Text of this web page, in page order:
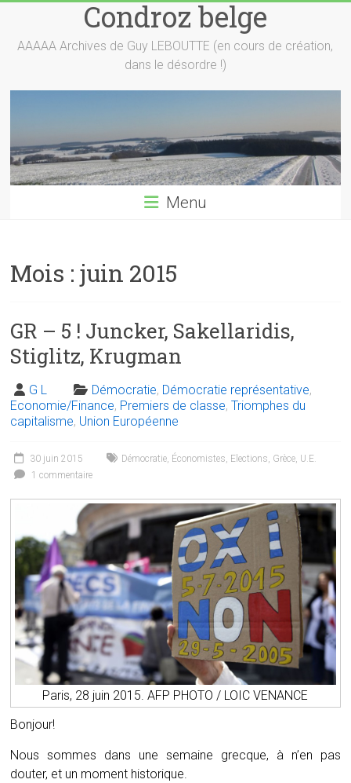
content
Condroz belge
AAAAA Archives de Guy LEBOUTTE (en cours de création,
dans le désordre !)
Menu
Mois :juin 2015
GR – 5 ! Juncker, Sakellaridis,
Stiglitz, Krugman
G L Démocratie, Démocratie représentative,
Economie/Finance, Premiers de classe,Triomphes du
capitalisme, Union Européenne
30 juin 2015 Démocratie, Économistes, Elections, Grèce, U.E.
1 commentaire
Paris, 28 juin 2015. AFP PHOTO / LOIC VENANCE
Bonjour!
Nous sommes dans une semaine grecque, à n’en pas
douter, et un moment historique.